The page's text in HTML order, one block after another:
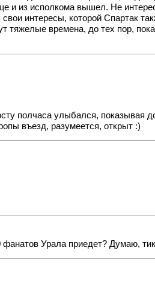
и из исполкома вышел. Не
интересы, которой Спартак
времена, до тех пор,
полчаса улыбался, показывая
въезд, разумеется, открыт :)
Урала приедет? Думаю,